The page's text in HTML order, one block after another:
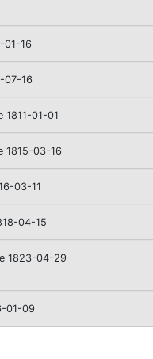
01-16
07-16
1811-01-01
1815-03-16
03-11
04-15
1823-04-29
01-09